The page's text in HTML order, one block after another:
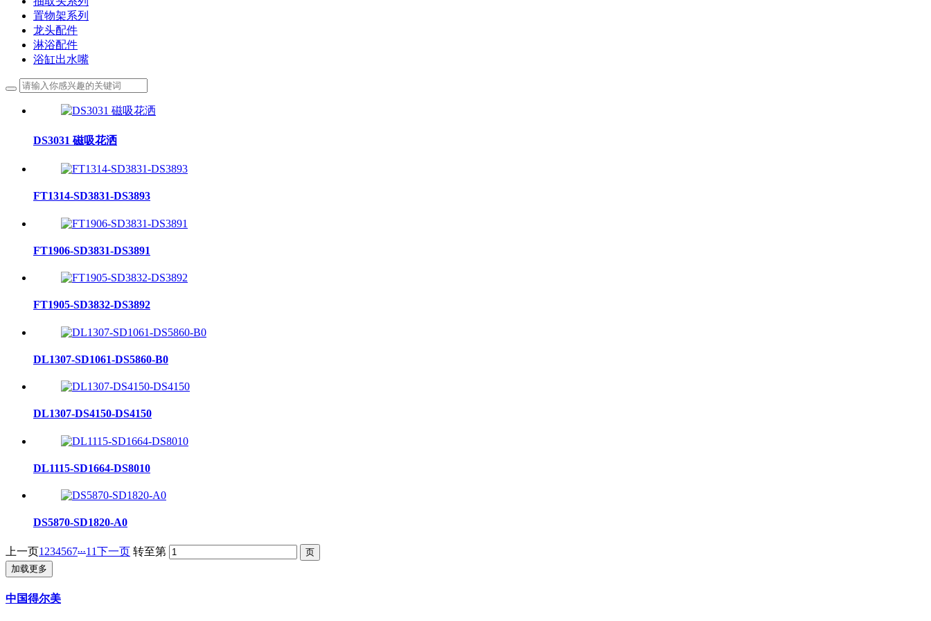
置物架系列
龙头配件
淋浴配件
浴缸出水嘴
DS3031 磁吸花洒
FT1314-SD3831-DS3893
FT1906-SD3831-DS3891
FT1905-SD3832-DS3892
DL1307-SD1061-DS5860-B0
DL1307-DS4150-DS4150
DL1115-SD1664-DS8010
DS5870-SD1820-A0
上一页1 234567...11下一页 转至第
加载更多
中国得尔美